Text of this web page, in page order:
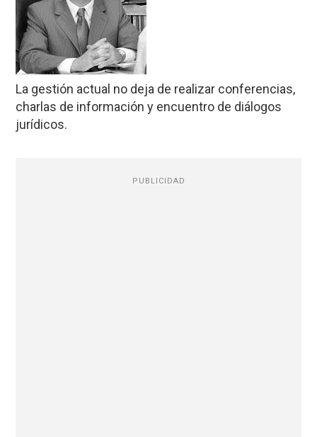
La gestión actual no deja de realizar conferencias,
charlas de información y encuentro de diálogos
jurídicos.
PUBLICIDAD